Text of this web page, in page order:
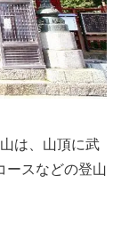
は、山頂に武
ースなどの登山